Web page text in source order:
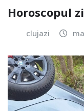
Horoscopul
clujazi